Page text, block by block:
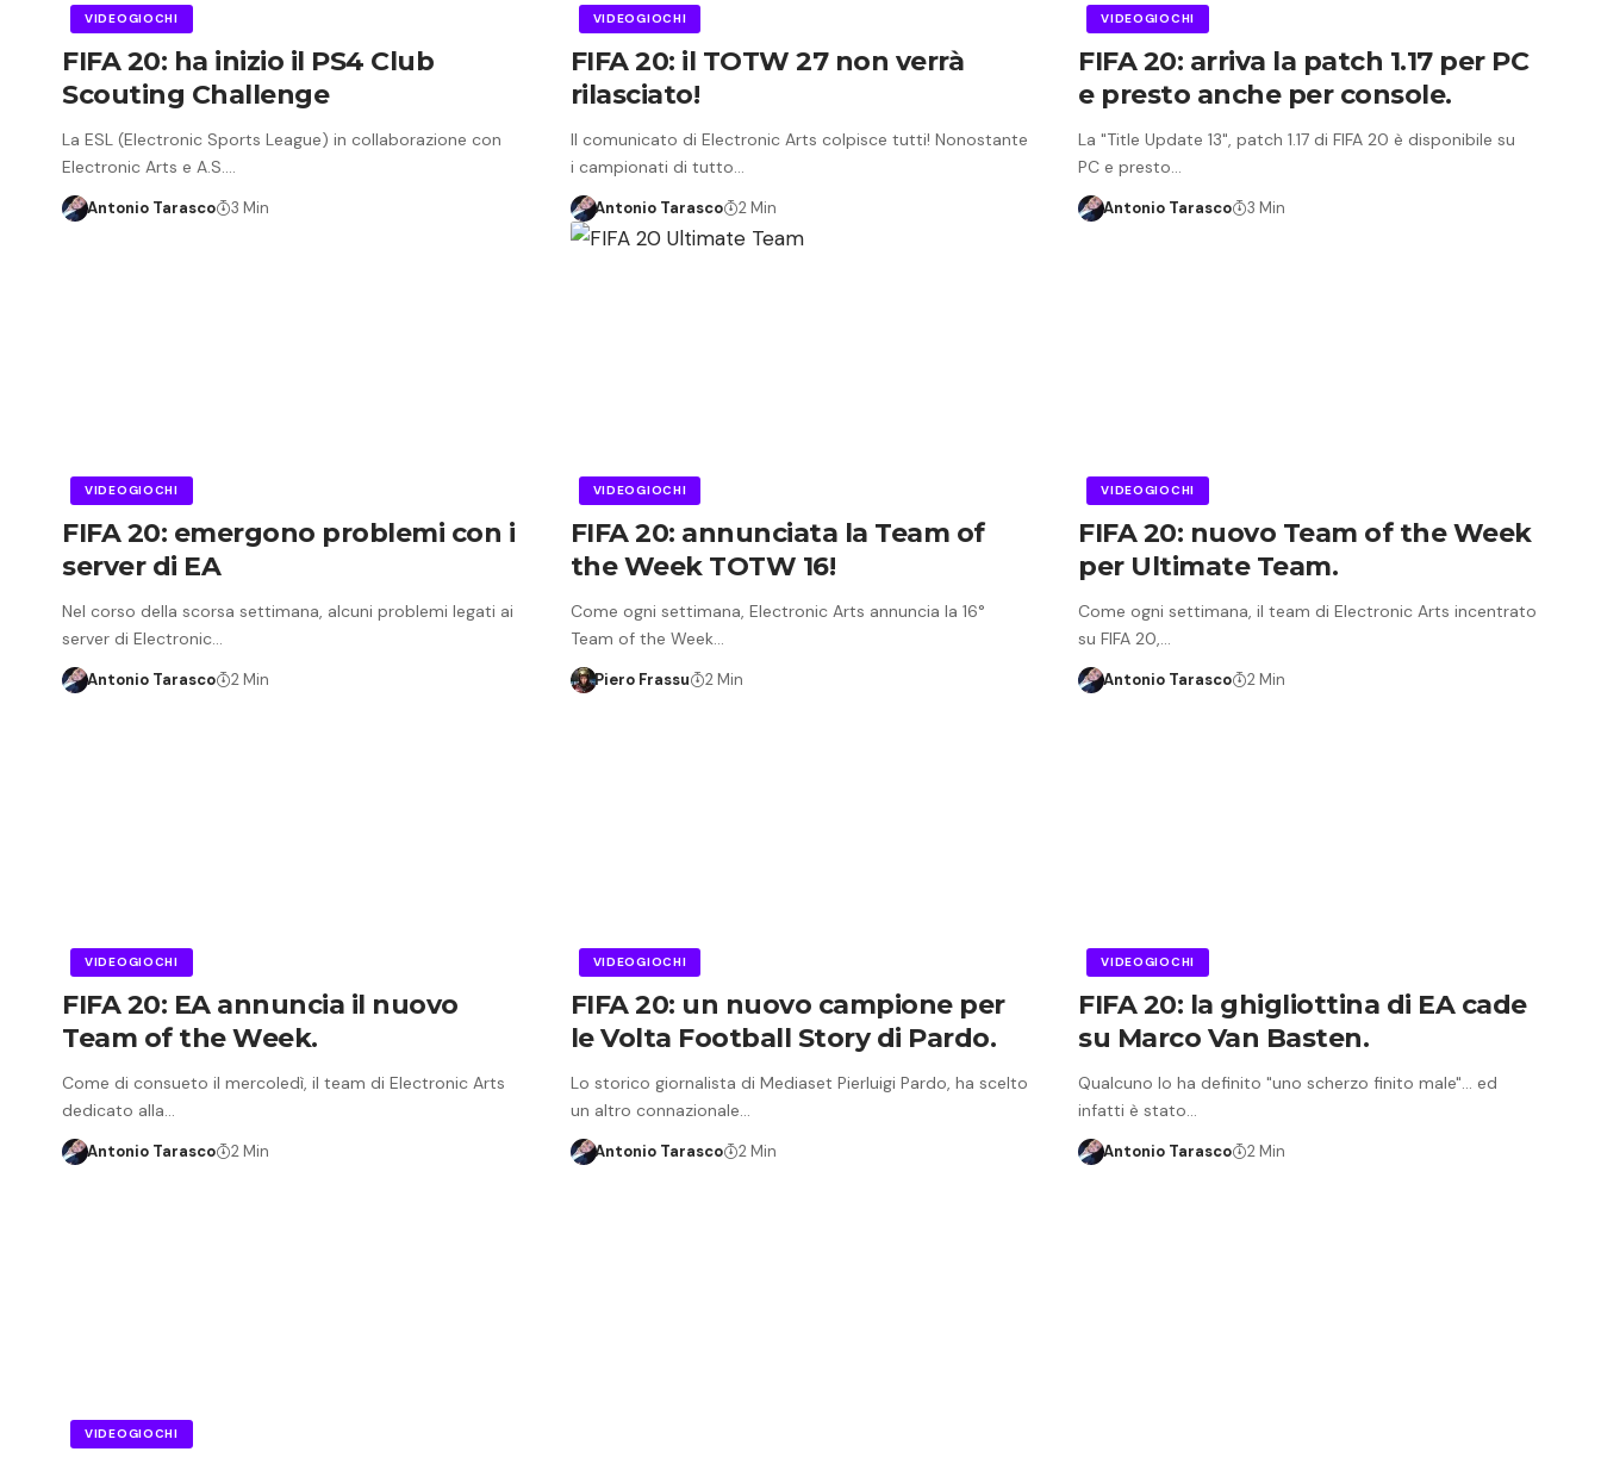
VIDEOGIOCHI
FIFA 20: ha inizio il PS4 Club
Scouting Challenge
La ESL (Electronic Sports League) in collaborazione con
Electronic Arts e A.S.…
Antonio Tarasco 3 Min
VIDEOGIOCHI
FIFA 20: il TOTW 27 non verrà
rilasciato!
Il comunicato di Electronic Arts colpisce tutti! Nonostante
i campionati di tutto…
Antonio Tarasco 2 Min
VIDEOGIOCHI
FIFA 20: arriva la patch 1.17 per PC
e presto anche per console.
La "Title Update 13", patch 1.17 di FIFA 20 è disponibile su
PC e presto…
Antonio Tarasco 3 Min
VIDEOGIOCHI
FIFA 20: emergono problemi con i
server di EA
Nel corso della scorsa settimana, alcuni problemi legati ai
server di Electronic…
Antonio Tarasco 2 Min
VIDEOGIOCHI
FIFA 20: annunciata la Team of
the Week TOTW 16!
Come ogni settimana, Electronic Arts annuncia la 16°
Team of the Week…
Piero Frassu 2 Min
VIDEOGIOCHI
FIFA 20: nuovo Team of the Week
per Ultimate Team.
Come ogni settimana, il team di Electronic Arts incentrato
su FIFA 20,…
Antonio Tarasco 2 Min
VIDEOGIOCHI
FIFA 20: EA annuncia il nuovo
Team of the Week.
Come di consueto il mercoledì, il team di Electronic Arts
dedicato alla…
Antonio Tarasco 2 Min
VIDEOGIOCHI
FIFA 20: un nuovo campione per
le Volta Football Story di Pardo.
Lo storico giornalista di Mediaset Pierluigi Pardo, ha scelto
un altro connazionale…
Antonio Tarasco 2 Min
VIDEOGIOCHI
FIFA 20: la ghigliottina di EA cade
su Marco Van Basten.
Qualcuno lo ha definito "uno scherzo finito male"... ed
infatti è stato…
Antonio Tarasco 2 Min
VIDEOGIOCHI